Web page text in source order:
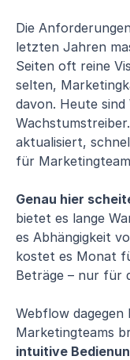
Die
letzten Jahren
Seiten oft reine
selten,
davon. Heute
aktualisiert,
für
Genau hier
bietet es lange
es Abhängigkeit
kostet es Monat
Beträge – nur für
Webflow
Marketingteams
intuitive